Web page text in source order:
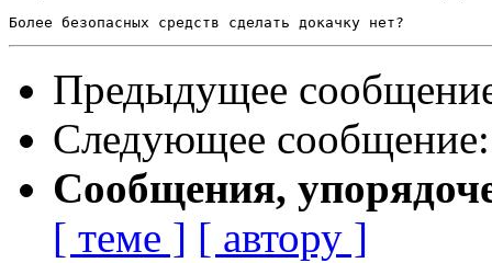
Предыдущее
Следующее
Сообщения,
[ теме ] [ автору ]